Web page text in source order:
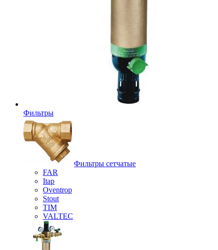
Фильтры
Фильтры сетчатые
FAR
Itap
Oventrop
Stout
TIM
VALTEC